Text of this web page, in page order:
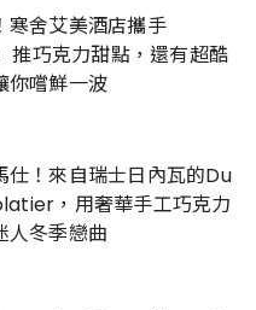
寒舍艾美酒店攜手
推巧克力甜點，還有超酷
你嚐鮮一波
仕！來自瑞士日內瓦的Du
，用奢華手工巧克力
人冬季戀曲